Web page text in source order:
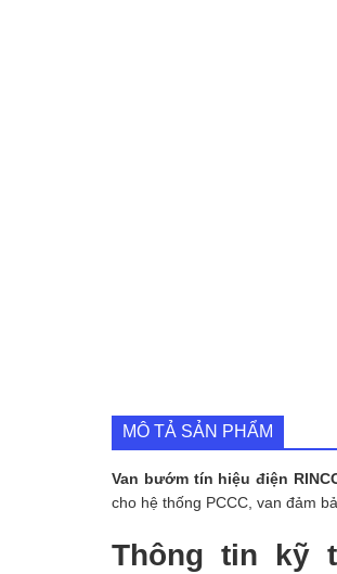
MÔ TẢ SẢN PHẨM
Van bướm tín hiệu điện
cho hệ thống PCCC, van đảm
Thông tin kỹ